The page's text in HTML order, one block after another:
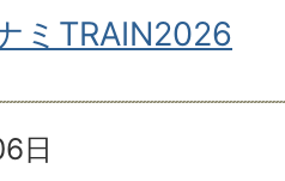
ミTRAIN2026
日